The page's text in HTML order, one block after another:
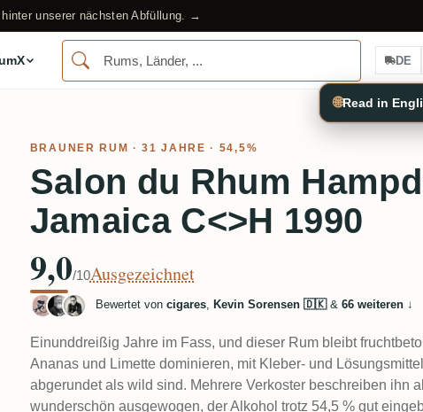
hinter unserer nächsten Abfüllung. →
DE
BRAUNER RUM · 31 JAHRE · 54,5%
Salon du Rhum
Jamaica C<>H 1990
9,0/10Ausgezeichnet
Bewertet von cigares, Kevin Sorensen 🇩🇰& 66 weiteren↓
Einunddreißig Jahre im Fass, und dieser Rum bleibt
Ananas und Limette dominieren, mit Kleber- und
abgerundet als wild sind. Mehrere Verkoster beschreiben ihn
wunderschön ausgewogen, der Alkohol trotz 54,5 % gut
🌐Read in